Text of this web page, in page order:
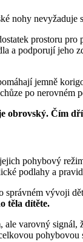
nohy
prostoru
a podporují jeho
jemně
po nerovném
obrovský. Čím
pohybový
podlahy a
správném vývoji
těla dítěte.
ale varovný signál,
pohybovou